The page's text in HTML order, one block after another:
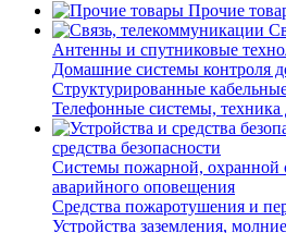
Прочие
Антенны и спутниковые
Домашние системы контроля
Структурированные
Телефонные системы, техника
средства безопасности
Системы пожарной, охранной
аварийного оповещения
Средства пожаротушения и
Устройства заземления,